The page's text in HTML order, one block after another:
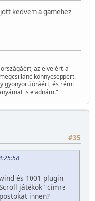
kedvem a gamehez
az elveiért, a
könnycseppért.
gyönyörű óráért, és némi
is eladnám."
#35
és 1001 plugin
játékok" címre
innen?